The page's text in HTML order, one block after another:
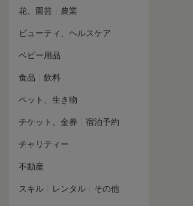
花、園芸 農業
ビューティ、ヘルスケア
ベビー用品
食品 飲料
ペット、生き物
チケット、金券 宿泊予約
チャリティー
不動産
スキル レンタル その他